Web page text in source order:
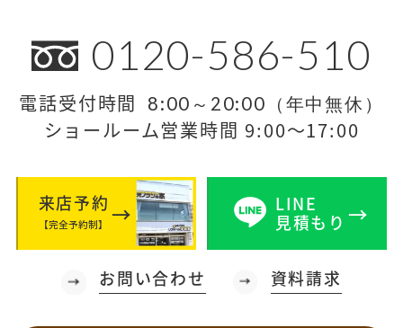
0120-586-510
電話受付時間 8:00～20:00（年中無休）
ショールーム営業時間 9:00～17:00
来店予約
【完全予約制】
LINE
見積もり
お問い合わせ 資料請求